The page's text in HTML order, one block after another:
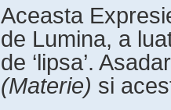
Aceasta
de Lumina, a
de ‘lipsa’.
(Materie) si